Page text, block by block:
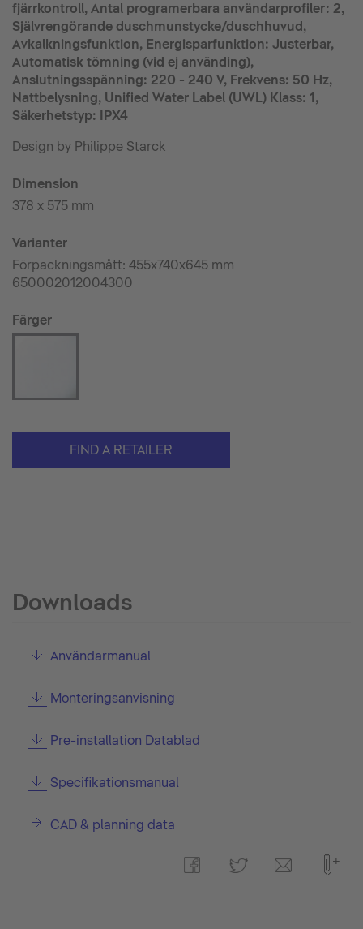
fjärrkontroll, Antal programerbara användarprofiler: 2,
Självrengörande duschmunstycke/duschhuvud,
Avkalkningsfunktion, Energisparfunktion: Justerbar,
Automatisk tömning (vid ej använding),
Anslutningsspänning: 220 - 240 V, Frekvens: 50 Hz,
Nattbelysning, Unified Water Label (UWL) Klass: 1,
Säkerhetstyp: IPX4
Design by Philippe Starck
Dimension
378 x 575 mm
Varianter
Förpackningsmått: 455x740x645 mm
650002012004300
Färger
FIND A RETAILER
Downloads
Användarmanual
Monteringsanvisning
Pre-installation Datablad
Specifikationsmanual
CAD & planning data